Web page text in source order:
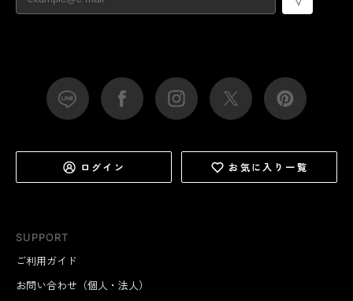
SUPPORT
ご利用ガイド
お問い合わせ（個人・法人）
ログイン お気に入り一覧